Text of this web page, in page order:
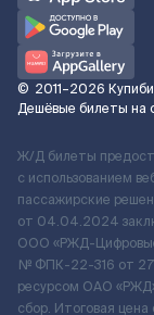
© 2011–2026
Дешёвые билеты на
Ж/Д билеты
с использованием
пассажирские
от 04.04.2024
ООО «РЖД-
№ ФПК-22-316 от
ресурсом ОАО
сбор. Итоговая